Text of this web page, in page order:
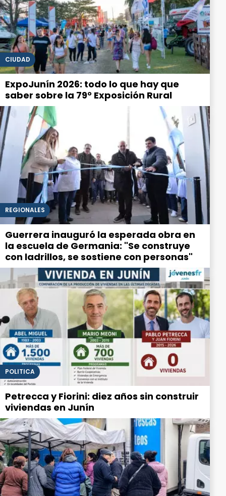
CIUDAD
ExpoJunín 2026: todo lo que hay que
saber sobre la 79° Exposición Rural
REGIONALES
Guerrera inauguró la esperada obra en
la escuela de Germania: "Se construye
con ladrillos, se sostiene con personas"
POLITICA
Petrecca y Fiorini: diez años sin construir
viviendas en Junín